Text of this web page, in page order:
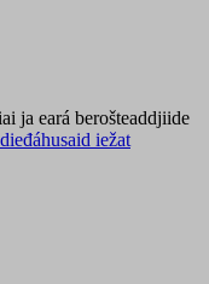
ja eará berošteaddjiide
iežat